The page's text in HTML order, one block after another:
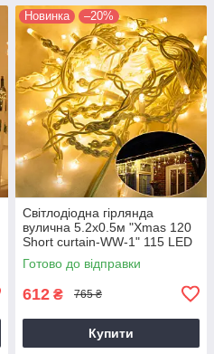
Новинка –20%
Світлодіодна гірлянда
вулична 5.2х0.5м "Xmas 120
Short curtain-WW-1" 115 LED
Теплий білий, гірлянда
бахрома
Готово до відправки
612 ₴ 765 ₴
Купити